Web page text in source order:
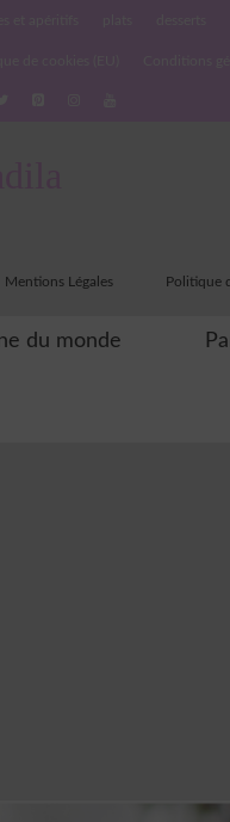
Mentions Légales Politique
du monde